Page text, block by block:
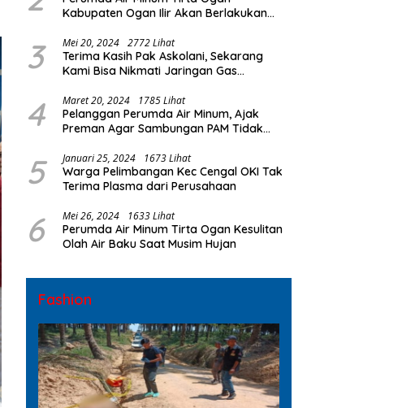
Kabupaten Ogan Ilir Akan Berlakukan
3 Mei 20, 2024 2772 Lihat
Terima Kasih Pak Askolani, Sekarang
Kami Bisa Nikmati Jaringan Gas
4 Maret 20, 2024 1785 Lihat
Pelanggan Perumda Air Minum, Ajak
Preman Agar Sambungan PAM Tidak
5 Januari 25, 2024 1673 Lihat
Warga Pelimbangan Kec Cengal OKI Tak
Terima Plasma dari Perusahaan
6 Mei 26, 2024 1633 Lihat
Perumda Air Minum Tirta Ogan Kesulitan
Olah Air Baku Saat Musim Hujan
Fashion